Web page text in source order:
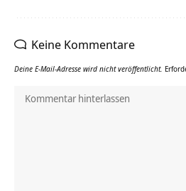
Keine Kommentare
Deine E-Mail-Adresse wird nicht veröffentlicht.